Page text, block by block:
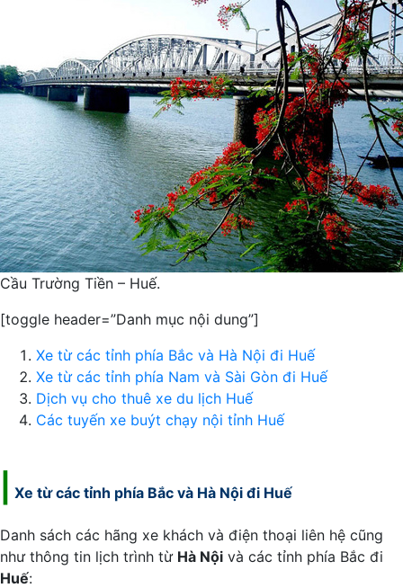
Cầu Trường Tiền – Huế.
[toggle header=”Danh mục nội dung”]
Xe từ các tỉnh phía Bắc và Hà Nội đi Huế
Xe từ các tỉnh phía Nam và Sài Gòn đi Huế
Dịch vụ cho thuê xe du lịch Huế
Các tuyến xe buýt chạy nội tỉnh Huế
Xe từ các tỉnh phía Bắc và Hà Nội đi Huế
Danh sách các hãng xe khách và điện thoại liên hệ cũng
như thông tin lịch trình từ Hà Nội và các tỉnh phía Bắc đi
Huế: